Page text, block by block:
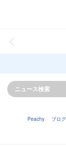
Peachy ブログ